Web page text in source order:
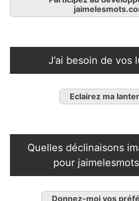
J’ai besoin de vos
Eclairez ma
Quelles déclinaisons
pour
Donnez-moi vos